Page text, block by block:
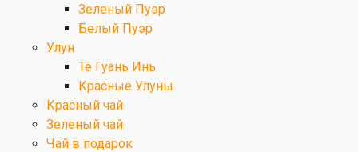
Зеленый Пуэр
Белый Пуэр
Улун
Те Гуань Инь
Красные Улуны
Красный чай
Зеленый чай
Чай в подарок